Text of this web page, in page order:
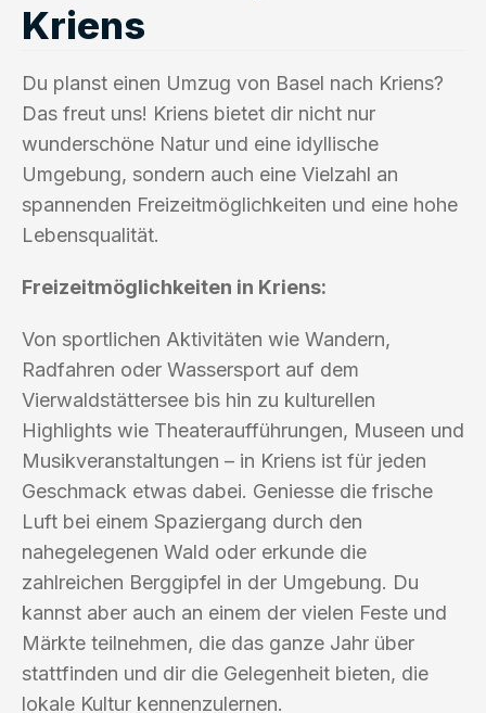
Kriens
Du planst einen Umzug von Basel nach Kriens?
Das freut uns! Kriens bietet dir nicht nur
wunderschöne Natur und eine idyllische
Umgebung, sondern auch eine Vielzahl an
spannenden Freizeitmöglichkeiten und eine hohe
Lebensqualität.
Freizeitmöglichkeiten in Kriens:
Von sportlichen Aktivitäten wie Wandern,
Radfahren oder Wassersport auf dem
Vierwaldstättersee bis hin zu kulturellen
Highlights wie Theateraufführungen, Museen und
Musikveranstaltungen – in Kriens ist für jeden
Geschmack etwas dabei. Geniesse die frische
Luft bei einem Spaziergang durch den
nahegelegenen Wald oder erkunde die
zahlreichen Berggipfel in der Umgebung. Du
kannst aber auch an einem der vielen Feste und
Märkte teilnehmen, die das ganze Jahr über
stattfinden und dir die Gelegenheit bieten, die
lokale Kultur kennenzulernen.